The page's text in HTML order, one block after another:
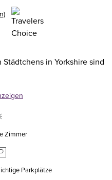
in Yorkshire sind
Zimmer
Parkplätze